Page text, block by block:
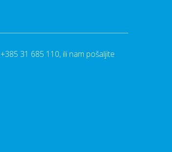
+385 31 685 110, ili nam pošaljite